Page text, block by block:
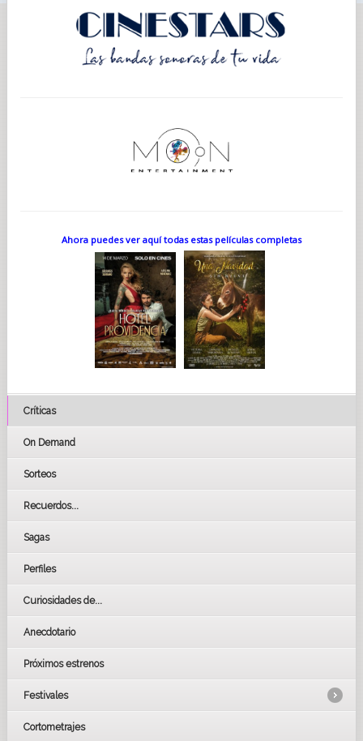
Ahora puedes ver aquí todas estas películas completas
Críticas
On Demand
Sorteos
Recuerdos...
Sagas
Perfiles
Curiosidades de...
Anecdotario
Próximos estrenos
Festivales
LOS OSCARS
Cortometrajes